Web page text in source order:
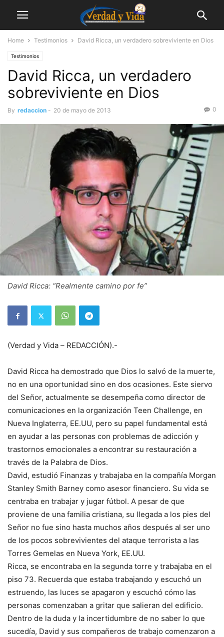
Home Testimonios David Ricca, un verdadero sobreviviente en Dios
Testimonios
David Ricca, un verdadero
sobreviviente en Dios
By redaccion - 20 de mayo de 2013 0
David Ricca: “Realmente camino por fe”
(Verdad y Vida – REDACCIÓN).-
David Ricca ha demostrado que Dios lo salvó de la muerte,
no en una oportunidad sino en dos ocasiones. Este siervo
del Señor, actualmente se desempeña como director de
comunicaciones en la organización Teen Challenge, en
Nueva Inglaterra, EE.UU, pero su papel fundamental está
en ayudar a las personas con problemas de adicción y
trastornos emocionales a encontrar su restauración a
través de la Palabra de Dios.
David, estudió Finanzas y trabajaba en la compañía Morgan
Stanley Smith Barney como asesor financiero. Su vida se
centraba en trabajar y jugar fútbol. A pesar de que
proviene de una familia cristiana, su llegada a los pies del
Señor no fue sino hasta muchos años después al ser uno
de los pocos sobrevivientes del ataque terrorista a las
Torres Gemelas en Nueva York, EE.UU.
Ricca, se encontraba en la segunda torre y trabajaba en el
piso 73. Recuerda que estaba trabajando y escuchó un
estruendo, las luces se apagaron y escuchó cómo las
personas comenzaban a gritar que salieran del edificio.
Dentro de la duda y la incertidumbre de no saber lo que
sucedía, David y sus compañeros de trabajo comenzaron a